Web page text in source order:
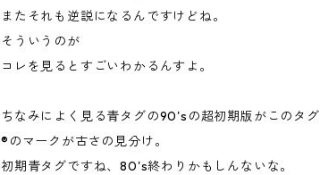
またそれも逆説になるんですけどね。
そういうのが
コレを見るとすごいわかるんすよ。
ちなみによく見る青タグの90'sの超初期版がこのタグ
®️のマークが古さの見分け。
初期青タグですね、80's終わりかもしんないな。